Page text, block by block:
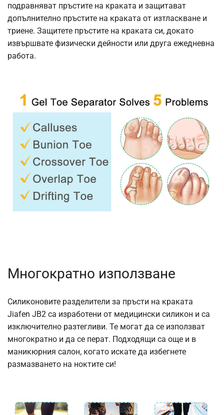
подравняват пръстите на краката и защитават
допълнително пръстите на краката от изтласкване и
триене. Защитете пръстите на краката си, докато
извършвате физически дейности или друга ежедневна
работа.
Многократно използване
Силиконовите разделители за пръсти на краката
Jiafen JB2 са изработени от медицински силикон и са
изключително разтегливи. Те могат да се използват
многократно и да се перат. Подходящи са още и в
маникюрния салон, когато искате да избегнете
размазването на ноктите си!